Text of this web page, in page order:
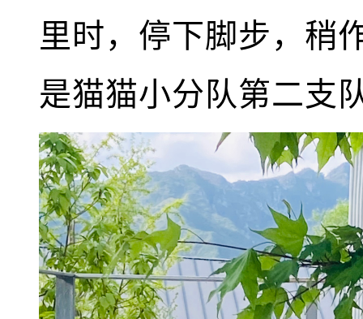
里时，停下脚步，稍
是猫猫小分队第二支